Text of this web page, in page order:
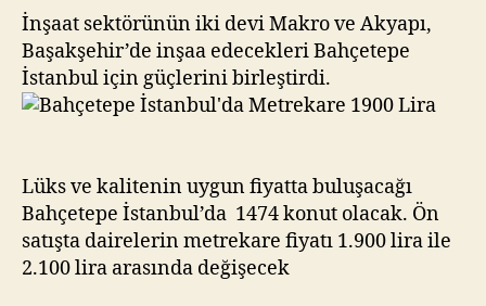
Lira
İnşaat sektörünün iki devi Makro ve Akyapı,
Başakşehir’de inşaa edecekleri Bahçetepe
İstanbul için güçlerini birleştirdi.
Lüks ve kalitenin uygun fiyatta buluşacağı
Bahçetepe İstanbul’da 1474 konut olacak. Ön
satışta dairelerin metrekare fiyatı 1.900 lira ile
2.100 lira arasında değişecek